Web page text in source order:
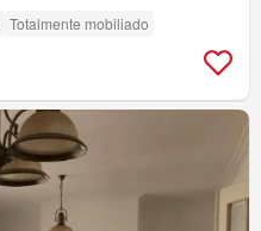
Totalmente mobiliado